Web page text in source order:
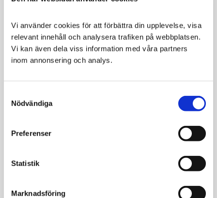
Vi använder cookies för att förbättra din upplevelse, visa
relevant innehåll och analysera trafiken på webbplatsen.
Vi kan även dela viss information med våra partners
inom annonsering och analys.
Selection
Nödvändiga
Preferenser
Statistik
Marknadsföring
Svenska
Djurapoteket Kelp
Näringstillskott för
189
VÄLJ VARIANT
Svenska
Främjar